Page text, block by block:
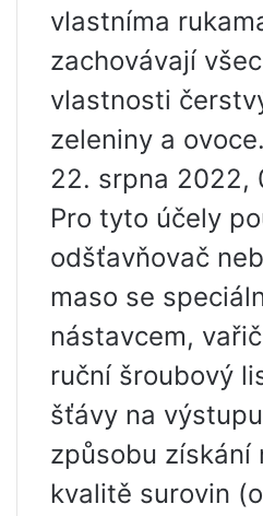
vlastníma
zachovávají
vlastnosti
zeleniny a ovoce.
22. srpna 2022,
Pro tyto účely
odšťavňovač
maso se
nástavcem,
ruční šroubový
šťávy na
způsobu získání
kvalitě surovin